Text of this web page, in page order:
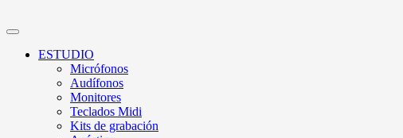
ESTUDIO
Micrófonos
Audífonos
Monitores
Teclados Midi
Kits de grabación